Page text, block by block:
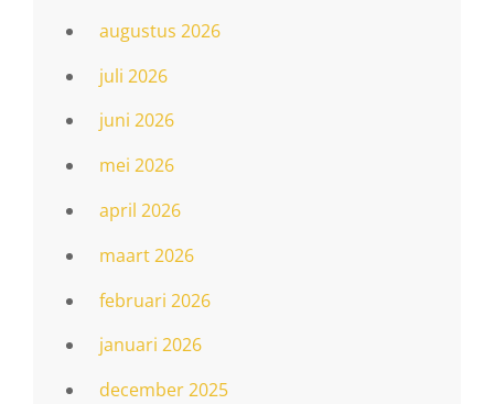
augustus 2026
juli 2026
juni 2026
mei 2026
april 2026
maart 2026
februari 2026
januari 2026
december 2025